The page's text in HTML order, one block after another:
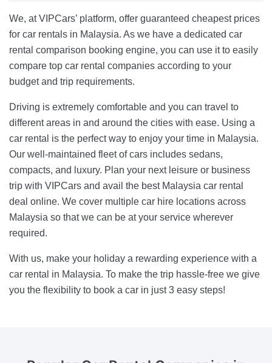
We, at VIPCars’ platform, offer guaranteed cheapest prices
for car rentals in Malaysia. As we have a dedicated car
rental comparison booking engine, you can use it to easily
compare top car rental companies according to your
budget and trip requirements.
Driving is extremely comfortable and you can travel to
different areas in and around the cities with ease. Using a
car rental is the perfect way to enjoy your time in Malaysia.
Our well-maintained fleet of cars includes sedans,
compacts, and luxury. Plan your next leisure or business
trip with VIPCars and avail the best Malaysia car rental
deal online. We cover multiple car hire locations across
Malaysia so that we can be at your service wherever
required.
With us, make your holiday a rewarding experience with a
car rental in Malaysia. To make the trip hassle-free we give
you the flexibility to book a car in just 3 easy steps!